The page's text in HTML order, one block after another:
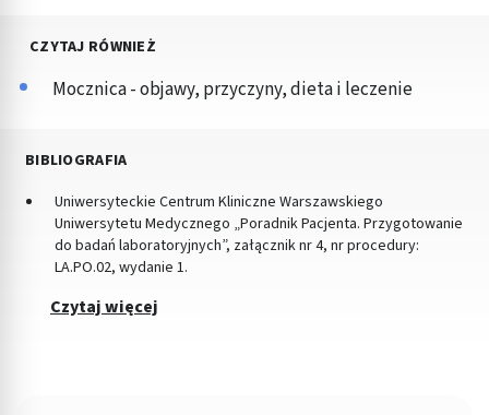
CZYTAJ RÓWNIEŻ
Mocznica - objawy, przyczyny, dieta i leczenie
BIBLIOGRAFIA
Uniwersyteckie Centrum Kliniczne Warszawskiego
Uniwersytetu Medycznego „Poradnik Pacjenta. Przygotowanie
do badań laboratoryjnych”, załącznik nr 4, nr procedury:
LA.PO.02, wydanie 1.
Czytaj więcej